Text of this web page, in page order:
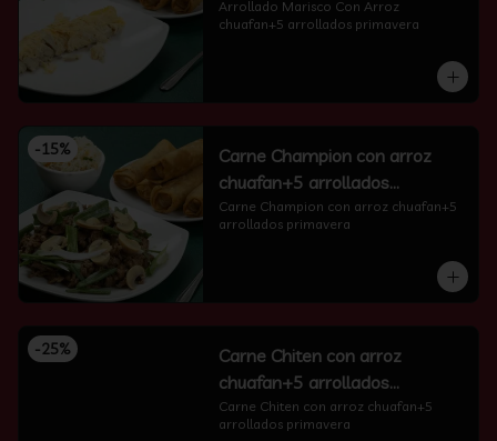
primavera
Arrollado Marisco Con Arroz
chuafan+5 arrollados primavera
-15%
Carne Champion con arroz
chuafan+5 arrollados
primavera
Carne Champion con arroz chuafan+5
arrollados primavera
-25%
Carne Chiten con arroz
chuafan+5 arrollados
primavera
Carne Chiten con arroz chuafan+5
arrollados primavera